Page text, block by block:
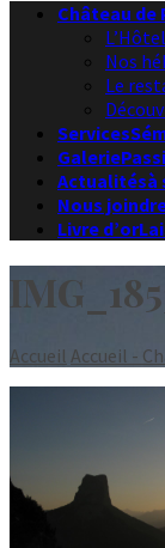
Château de
L’Hôtel
Nos
Le
Services
Galerie
Actualitésà
Nous
Livre d’or
Accueil Accueil -